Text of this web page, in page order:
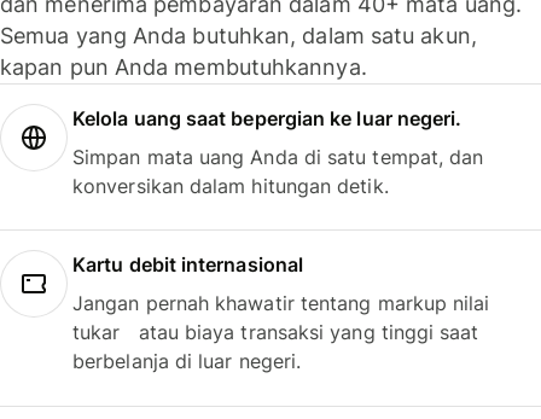
Semua yang Anda butuhkan, dalam satu akun,
kapan pun Anda membutuhkannya.
Kelola uang saat bepergian ke luar negeri.
Simpan mata uang Anda di satu tempat, dan
konversikan dalam hitungan detik.
Kartu debit internasional
Jangan pernah khawatir tentang markup nilai
tukar atau biaya transaksi yang tinggi saat
berbelanja di luar negeri.